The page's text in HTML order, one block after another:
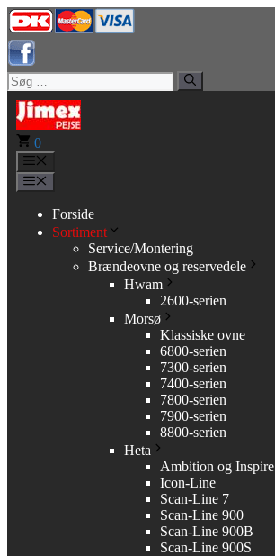
Hop
til
indhold
Søg
efter:
0
Forside
Sortiment
Service/Montering
Brændeovne og reservedele
Hwam
2600-serien
Morsø
Klassiske ovne
6800-serien
7300-serien
7400-serien
7800-serien
7900-serien
8800-serien
Heta
Ambition og Inspire
Icon-Line
Scan-Line 7
Scan-Line 900
Scan-Line 900B
Scan-Line 900S